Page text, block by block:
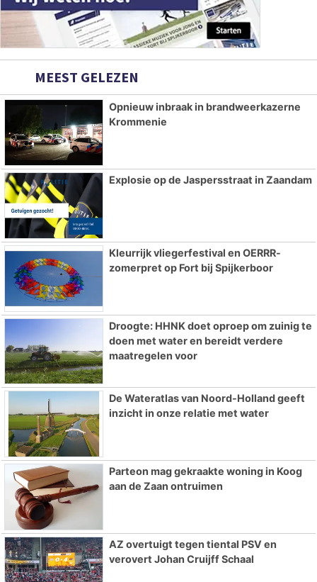
MEEST GELEZEN
Opnieuw inbraak in brandweerkazerne
Krommenie
Explosie op de Jaspersstraat in Zaandam
Kleurrijk vliegerfestival en OERRR-
zomerpret op Fort bij Spijkerboor
Droogte: HHNK doet oproep om zuinig te
doen met water en bereidt verdere
maatregelen voor
De Wateratlas van Noord-Holland geeft
inzicht in onze relatie met water
Parteon mag gekraakte woning in Koog
aan de Zaan ontruimen
AZ overtuigt tegen tiental PSV en
verovert Johan Cruijff Schaal